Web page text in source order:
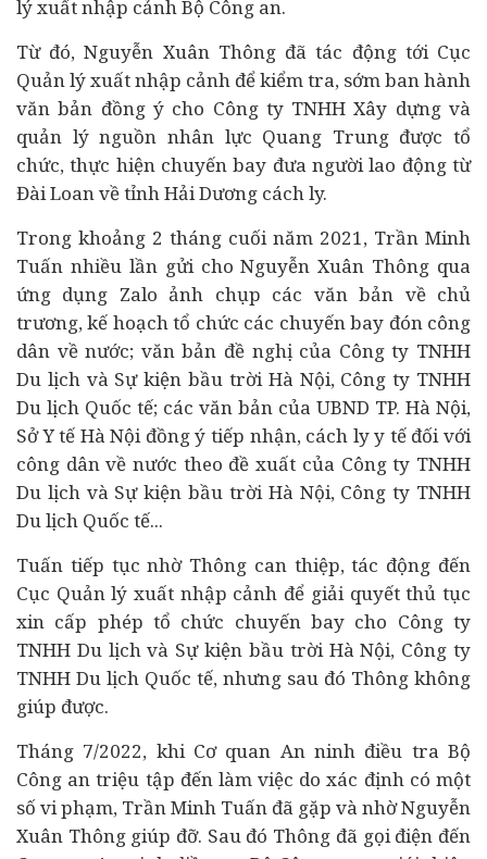
lý xuất nhập cảnh Bộ Công an.
Từ đó, Nguyễn Xuân Thông đã tác động tới Cục
Quản lý xuất nhập cảnh để kiểm tra, sớm ban hành
văn bản đồng ý cho Công ty TNHH Xây dựng và
quản lý nguồn nhân lực Quang Trung được tổ
chức, thực hiện chuyến bay đưa người lao động từ
Đài Loan về tỉnh Hải Dương cách ly.
Trong khoảng 2 tháng cuối năm 2021, Trần Minh
Tuấn nhiều lần gửi cho Nguyễn Xuân Thông qua
ứng dụng Zalo ảnh chụp các văn bản về chủ
trương, kế hoạch tổ chức các chuyến bay đón công
dân về nước; văn bản đề nghị của Công ty TNHH
Du lịch và Sự kiện bầu trời Hà Nội, Công ty TNHH
Du lịch Quốc tế; các văn bản của UBND TP. Hà Nội,
SởY tế Hà Nội đồng ý tiếp nhận, cách ly y tế đối với
công dân về nước theo đề xuất của Công ty TNHH
Du lịch và Sự kiện bầu trời Hà Nội, Công ty TNHH
Du lịch Quốc tế...
Tuấn tiếp tục nhờ Thông can thiệp, tác động đến
Cục Quản lý xuất nhập cảnh để giải quyết thủ tục
xin cấp phép tổ chức chuyến bay cho Công ty
TNHH Du lịch và Sự kiện bầu trời Hà Nội, Công ty
TNHH Du lịch Quốc tế, nhưng sau đó Thông không
giúp được.
Tháng 7/2022, khi Cơ quan An ninh điều tra Bộ
Công an triệu tập đến làm việc do xác định có một
số vi phạm, Trần Minh Tuấn đã gặp và nhờ Nguyễn
Xuân Thông giúp đỡ. Sau đó Thông đã gọi điện đến